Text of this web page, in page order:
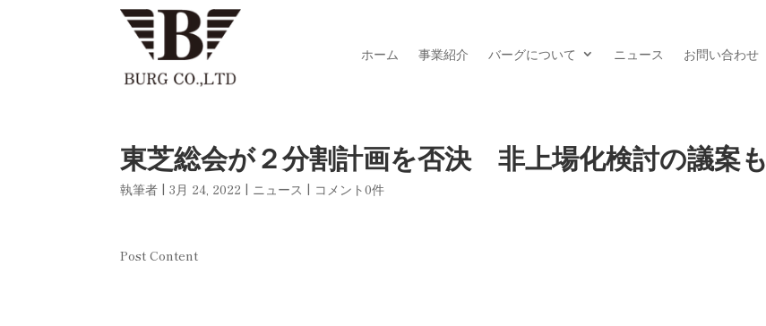
ホーム
事業紹介 バーグについて ニュース お問い合わせ
東芝総会が２分割計画を否決 非上場化検討の議案も
執筆者 |3月 24, 2022 | ニュース | コメント0件
Post Content